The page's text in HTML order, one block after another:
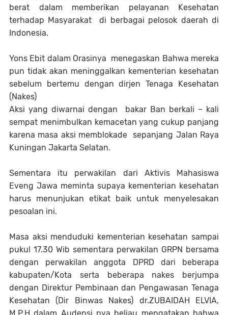
berat dalam memberikan pelayanan Kesehatan
terhadap Masyarakat di berbagai pelosok daerah di
Indonesia.
Yons Ebit dalam Orasinya menegaskan Bahwa mereka
pun tidak akan meninggalkan kementerian kesehatan
sebelum bertemu dengan dirjen Tenaga Kesehatan
(Nakes)
Aksi yang diwarnai dengan bakar Ban berkali – kali
sempat menimbulkan kemacetan yang cukup panjang
karena masa aksi memblokade sepanjang Jalan Raya
Kuningan Jakarta Selatan.
Sementara itu perwakilan dari Aktivis Mahasiswa
Eveng Jawa meminta supaya kementerian kesehatan
harus menunjukan etikat baik untuk menyelesakan
pesoalan ini.
Masa aksi menduduki kementerian kesehatan sampai
pukul 17.30 Wib sementara perwakilan GRPN bersama
dengan perwakilan anggota DPRD dari beberapa
kabupaten/Kota serta beberapa nakes berjumpa
dengan Direktur Pembinaan dan Pengawasan Tenaga
Kesehatan (Dir Binwas Nakes) dr.ZUBAIDAH ELVIA,